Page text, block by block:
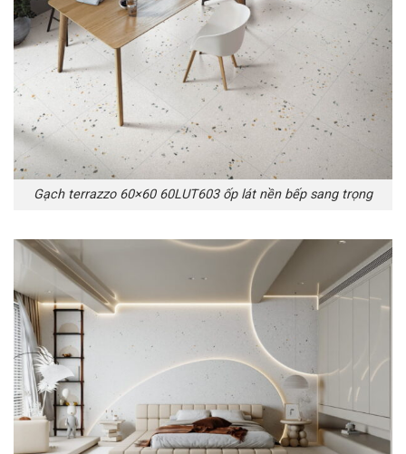
Gạch terrazzo 60×60 60LUT603 ốp lát nền bếp sang trọng